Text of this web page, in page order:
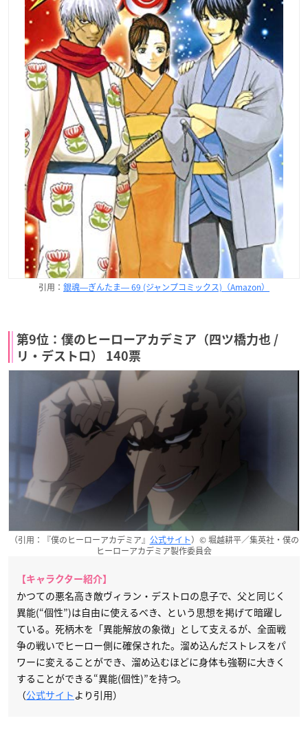
引用： 銀魂―ぎんたま― 69 (ジャンプコミックス)（Amazon）
第9位：僕のヒーローアカデミア（四ツ橋力也 /
リ・デストロ） 140票
（引用：『僕のヒーローアカデミア』 公式サイト）© 堀越耕平／集英社・僕の
ヒーローアカデミア製作委員会
【キャラクター紹介】
かつての悪名高き敵ヴィラン・デストロの息子で、父と同じく
異能(“個性”)は自由に使えるべき、という思想を掲げて暗躍し
ている。死柄木を「異能解放の象徴」として支えるが、全面戦
争の戦いでヒーロー側に確保された。溜め込んだストレスをパ
ワーに変えることができ、溜め込むほどに身体も強靭に大きく
することができる“異能(個性)”を持つ。
（公式サイト より引用）